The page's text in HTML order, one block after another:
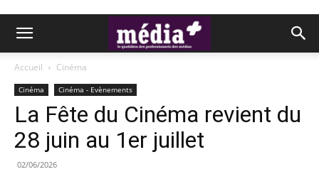
Accueil Cinéma
Cinéma Cinéma - Evènements
La Fête du Cinéma revient du
28 juin au 1er juillet
02/06/2026